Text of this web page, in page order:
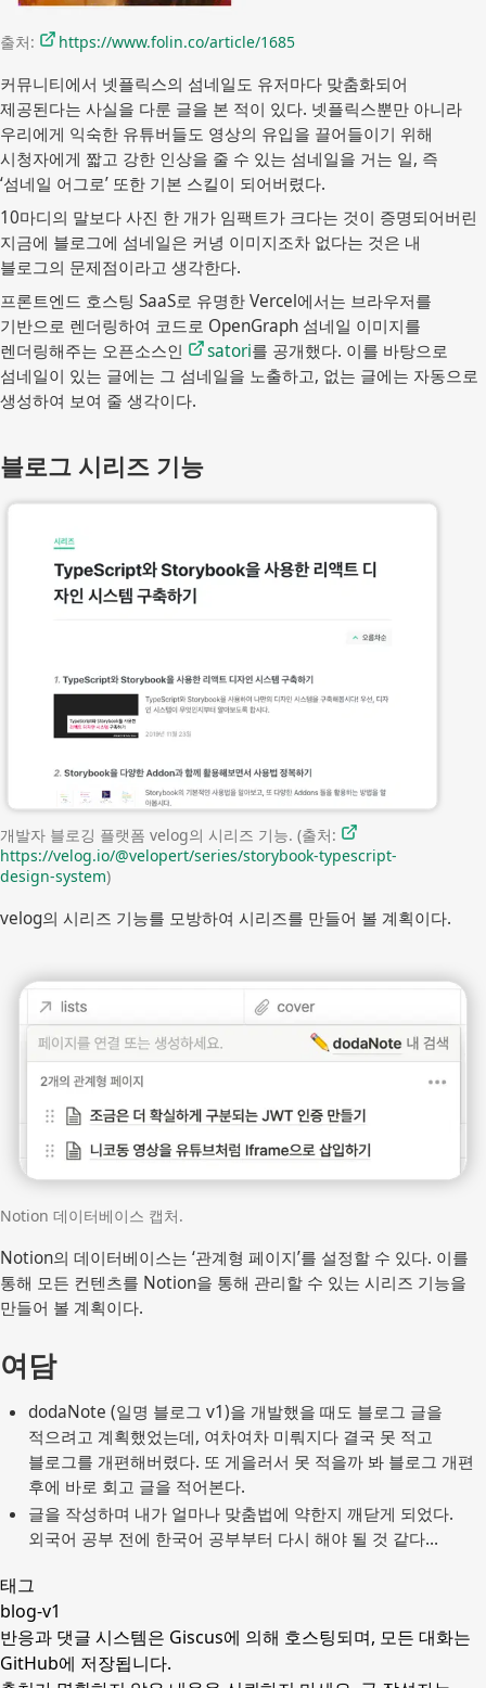
출처: https://www.folin.co/article/1685
커뮤니티에서 넷플릭스의 섬네일도 유저마다 맞춤화되어
제공된다는 사실을 다룬 글을 본 적이 있다. 넷플릭스뿐만 아니라
우리에게 익숙한 유튜버들도 영상의 유입을 끌어들이기 위해
시청자에게 짧고 강한 인상을 줄 수 있는 섬네일을 거는 일, 즉
‘섬네일 어그로’ 또한 기본 스킬이 되어버렸다.
10마디의 말보다 사진 한 개가 임팩트가 크다는 것이 증명되어버린
지금에 블로그에 섬네일은 커녕 이미지조차 없다는 것은 내
블로그의 문제점이라고 생각한다.
프론트엔드 호스팅 SaaS로 유명한 Vercel에서는 브라우저를
기반으로 렌더링하여 코드로 OpenGraph 섬네일 이미지를
렌더링해주는 오픈소스인
satori를 공개했다. 이를 바탕으로
섬네일이 있는 글에는 그 섬네일을 노출하고, 없는 글에는 자동으로
생성하여 보여 줄 생각이다.
블로그 시리즈 기능
개발자 블로깅 플랫폼 velog의 시리즈 기능. (출처:
https://velog.io/@velopert/series/storybook-typescript-
design-system)
velog의 시리즈 기능를 모방하여 시리즈를 만들어 볼 계획이다.
Notion 데이터베이스 캡처.
Notion의 데이터베이스는 ‘관계형 페이지’를 설정할 수 있다. 이를
통해 모든 컨텐츠를 Notion을 통해 관리할 수 있는 시리즈 기능을
만들어 볼 계획이다.
여담
dodaNote (일명 블로그 v1)을 개발했을 때도 블로그 글을
적으려고 계획했었는데, 여차여차 미뤄지다 결국 못 적고
블로그를 개편해버렸다. 또 게을러서 못 적을까 봐 블로그 개편
후에 바로 회고 글을 적어본다.
글을 작성하며 내가 얼마나 맞춤법에 약한지 깨닫게 되었다.
외국어 공부 전에 한국어 공부부터 다시 해야 될 것 같다…
태그
blog-v1
반응과 댓글 시스템은 Giscus에 의해 호스팅되며, 모든 대화는
GitHub에 저장됩니다.